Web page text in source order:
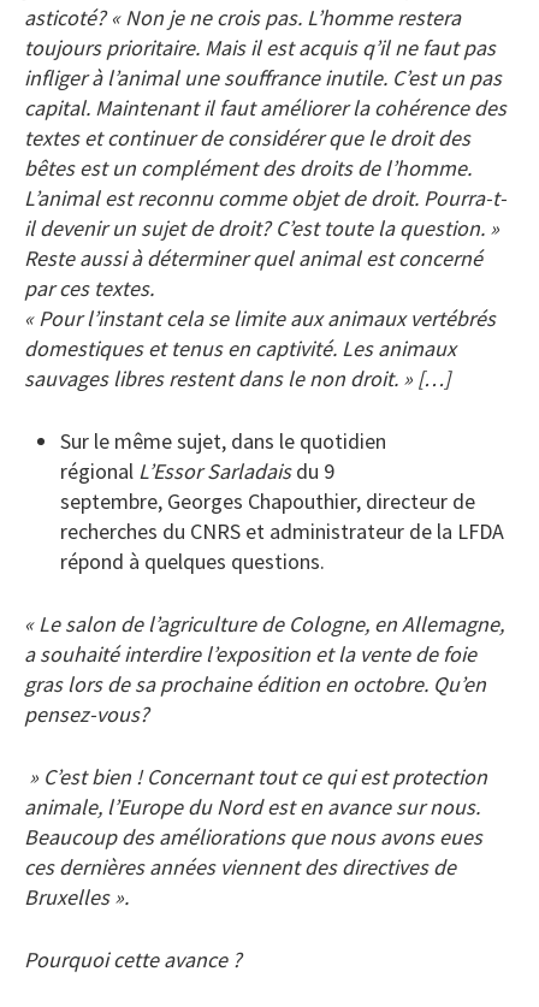
asticoté? « Non je ne crois pas. L’homme restera
toujours prioritaire. Mais il est acquis q’il ne faut pas
infliger à l’animal une souffrance inutile. C’est un pas
capital. Maintenant il faut améliorer la cohérence des
textes et continuer de considérer que le droit des
bêtes est un complément des droits de l’homme.
L’animal est reconnu comme objet de droit. Pourra-t-
il devenir un sujet de droit? C’est toute la question. »
Reste aussi à déterminer quel animal est concerné
par ces textes.
« Pour l’instant cela se limite aux animaux vertébrés
domestiques et tenus en captivité. Les animaux
sauvages libres restent dans le non droit. » […]
Sur le même sujet, dans le quotidien
régional L’Essor Sarladaisdu 9
septembre, Georges Chapouthier, directeur de
recherches du CNRS et administrateur de la LFDA
répond à quelques questions.
« Le salon de l’agriculture de Cologne, en Allemagne,
a souhaité interdire l’exposition et la vente de foie
gras lors de sa prochaine édition en octobre. Qu’en
pensez-vous?
» C’est bien ! Concernant tout ce qui est protection
animale, l’Europe du Nord est en avance sur nous.
Beaucoup des améliorations que nous avons eues
ces dernières années viennent des directives de
Bruxelles ».
Pourquoi cette avance ?